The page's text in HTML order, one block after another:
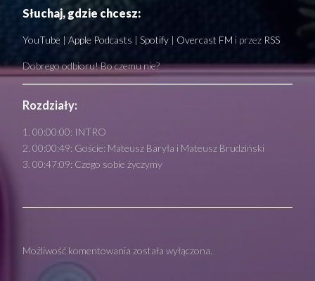
Słuchaj, gdzie chcesz:
YouTube | Apple Podcasts | Spotify | Overcast FM i przez RSS
Dobrego odbioru! Bo czemu nie?
Rozdziały:
00:00:00: INTRO
00:00:49: Goście: Mateusz Baryła i Mateusz Brudziński
00:47:09: Czego sobie życzymy
Możliwość komentowania została wyłączona.